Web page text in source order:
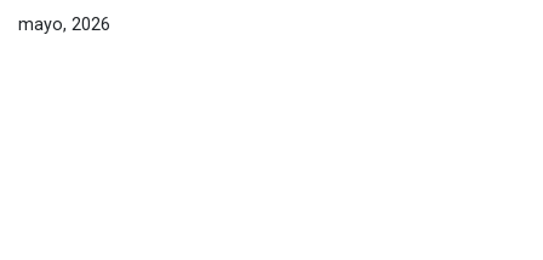
mayo, 2026